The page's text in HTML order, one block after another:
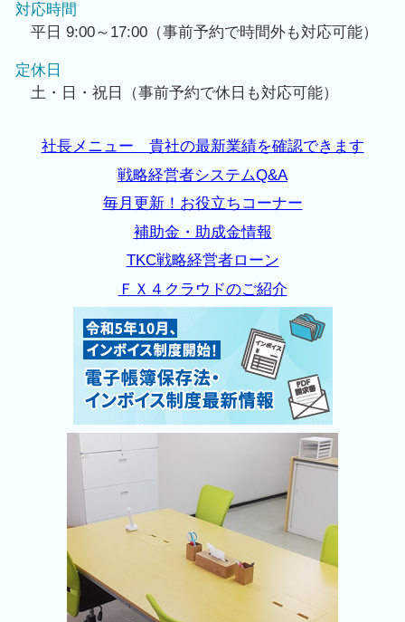
対応時間
平日 9:00～17:00（事前予約で時間外も対応可能）
定休日
土・日・祝日（事前予約で休日も対応可能）
社長メニュー 貴社の最新業績を確認できます
戦略経営者システムQ&A
毎月更新！お役立ちコーナー
補助金・助成金情報
TKC戦略経営者ローン
ＦＸ４クラウドのご紹介